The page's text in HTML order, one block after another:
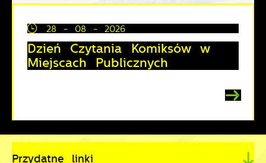
28 - 08 - 2026
Dzień Czytania Komiksów w
Miejscach Publicznych
Przydatne linki